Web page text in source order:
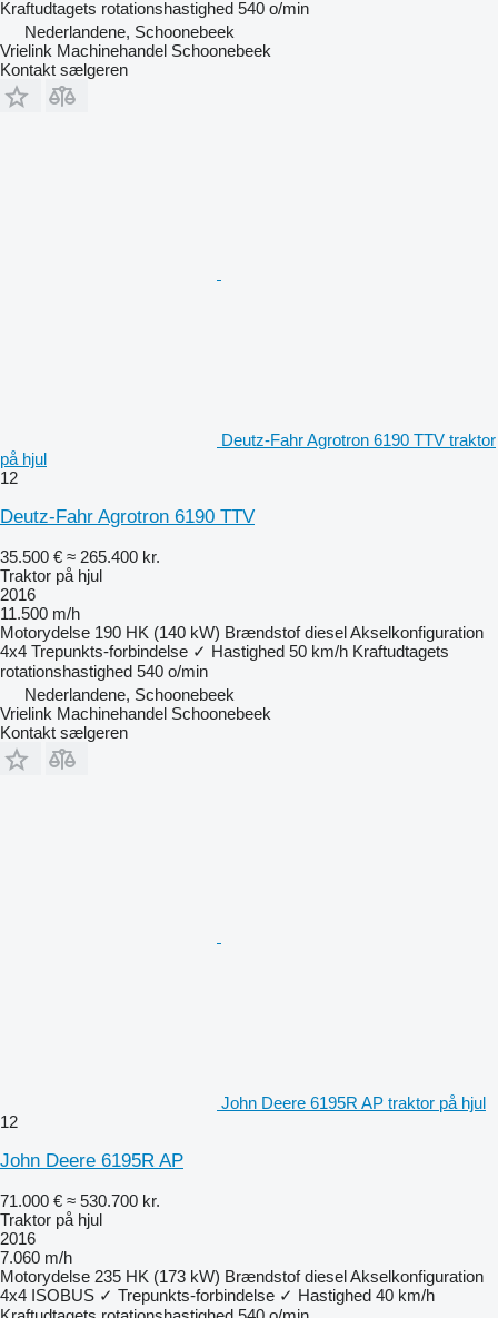
Kraftudtagets rotationshastighed 540 o/min
Nederlandene, Schoonebeek
Vrielink Machinehandel Schoonebeek
Kontakt sælgeren
Deutz-Fahr Agrotron 6190 TTV traktor
på hjul
12
Deutz-Fahr Agrotron 6190 TTV
35.500 € ≈ 265.400 kr.
Traktor på hjul
2016
11.500 m/h
Motorydelse 190 HK (140 kW) Brændstof dieselAkselkonfiguration
4x4 Trepunkts-forbindelse ✓ Hastighed 50 km/h Kraftudtagets
rotationshastighed 540 o/min
Nederlandene, Schoonebeek
Vrielink Machinehandel Schoonebeek
Kontakt sælgeren
John Deere 6195R AP traktor på hjul
12
John Deere 6195R AP
71.000 € ≈ 530.700 kr.
Traktor på hjul
2016
7.060 m/h
Motorydelse 235 HK (173 kW) Brændstof dieselAkselkonfiguration
4x4 ISOBUS ✓ Trepunkts-forbindelse ✓ Hastighed 40 km/h